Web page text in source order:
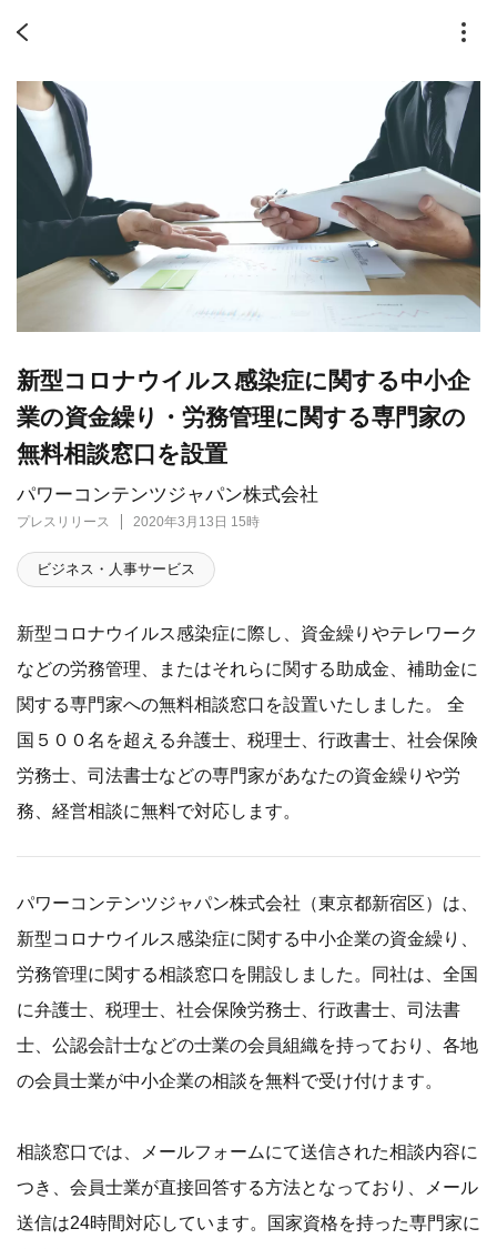
パワーコンテンツジャパン株式会社
プレスリリース 2020年3月13日 15時
新型コロナウイルス感染症に関する中小企
業の資金繰り・労務管理に関する専門家の
無料相談窓口を設置
ビジネス・人事サービス
新型コロナウイルス感染症に際し、資金繰りやテレワーク
などの労務管理、またはそれらに関する助成金、補助金に
関する専門家への無料相談窓口を設置いたしました。 全
国５００名を超える弁護士、税理士、行政書士、社会保険
労務士、司法書士などの専門家があなたの資金繰りや労
務、経営相談に無料で対応します。
パワーコンテンツジャパン株式会社（東京都新宿区）は、
新型コロナウイルス感染症に関する中小企業の資金繰り、
労務管理に関する相談窓口を開設しました。同社は、全国
に弁護士、税理士、社会保険労務士、行政書士、司法書
士、公認会計士などの士業の会員組織を持っており、各地
の会員士業が中小企業の相談を無料で受け付けます。
相談窓口では、メールフォームにて送信された相談内容に
つき、会員士業が直接回答する方法となっており、メール
送信は24時間対応しています。国家資格を持った専門家に